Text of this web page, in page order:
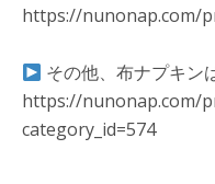
https://nunonap.com/
その他、布ナプキン
https://nunonap.com/
category_id=574